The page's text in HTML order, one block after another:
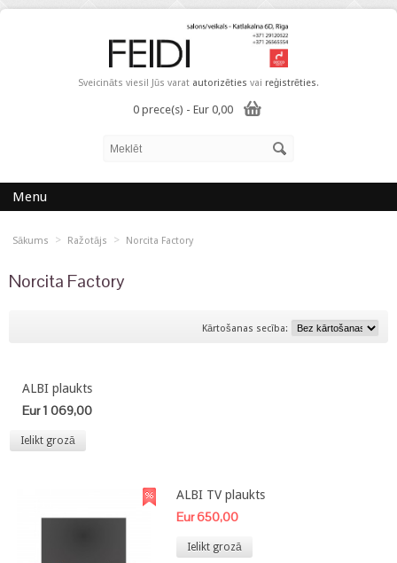
Sveicināts viesi! Jūs varat autorizēties vai reģistrēties.
0 prece(s) - Eur 0,00
Menu
Sākums > Ražotājs > Norcita Factory
Norcita Factory
Kārtošanas secība:
ALBI plaukts
Eur 1 069,00
Ielikt grozā
ALBI TV plaukts
Eur 650,00
Ielikt grozā